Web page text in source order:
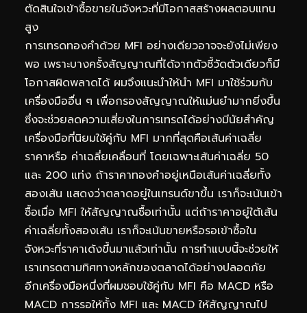
ตัดสินใจเข้าซื้อขายในจังหวะที่มีโอกาสสร้างผลตอบแทน
สูง
การเทรดทองคำด้วย MFI อย่างเดียวอาจจะยังไม่เพียง
พอ เพราะบางครั้งสัญญาณที่ได้จากตัวชี้วัดตัวเดียวก็มี
โอกาสผิดพลาดได้ ผมจึงแนะนำให้นำ MFI มาใช้ร่วมกับ
เครื่องมืออื่น ๆ เพื่อกรองสัญญาณให้แม่นยำมากยิ่งขึ้น
ซึ่งจะช่วยลดความเสี่ยงในการเทรดได้อย่างมีนัยสำคัญ
เครื่องมือที่นิยมใช้คู่กับ MFI มากที่สุดคือเส้นค่าเฉลี่ย
ราคาหรือ ค่าเฉลี่ยเคลื่อนที่ โดยเฉพาะเส้นค่าเฉลี่ย 50
และ 200 แท่ง ถ้าราคาทองคำอยู่เหนือเส้นค่าเฉลี่ยทั้ง
สองเส้น แสดงว่าตลาดอยู่ในเทรนด์ขาขึ้น เราก็จะเน้นเข้า
ซื้อเมื่อ MFI ให้สัญญาณซื้อเท่านั้น แต่ถ้าราคาอยู่ใต้เส้น
ค่าเฉลี่ยทั้งสองเส้น เราก็จะเน้นขายหรือรอเข้าซื้อใน
จังหวะที่ราคาเด้งขึ้นมาแล้วเท่านั้น การทำแบบนี้จะช่วยให้
เราเทรดตามทิศทางหลักของตลาดได้อย่างปลอดภัย
อีกเครื่องมือหนึ่งที่ผมชอบใช้คู่กับ MFI คือ MACD หรือ
MACD การรอให้ทั้ง MFI และ MACD ให้สัญญาณไป